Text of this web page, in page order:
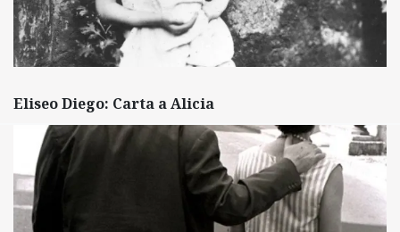
Eliseo Diego: Carta a Alicia